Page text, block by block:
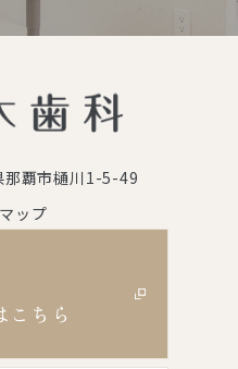
覇市樋川1-5-49
ップ
こちら